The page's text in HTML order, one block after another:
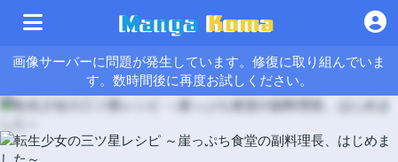
画像サーバーに問題が発生しています。修復に取り組んでいま
す。数時間後に再度お試しください。